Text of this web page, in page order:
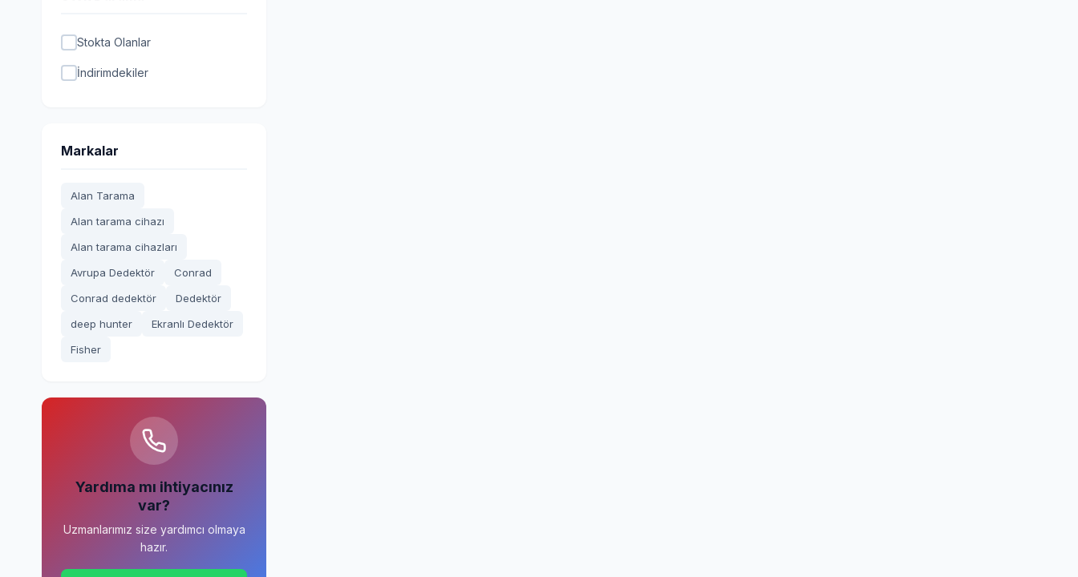
Stokta Olanlar
İndirimdekiler
Markalar
Alan Tarama
Alan tarama cihazı
Alan tarama cihazları
Avrupa Dedektör
Conrad
Conrad dedektör
Dedektör
deep hunter
Ekranlı Dedektör
Fisher
Yardıma mı ihtiyacınız
var?
Uzmanlarımız size yardımcı olmaya
hazır.